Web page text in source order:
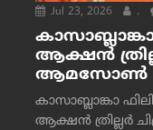
Jul 23, 2026 .
ആക്ഷൻ
ആമസോൺ
കാസാബ്ലാങ്കാ
ആക്ഷൻ ത്രില്ലർ